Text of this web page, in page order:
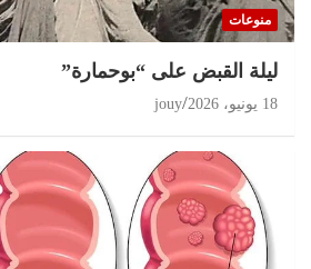
منوعات
ليلة القبض على “بوحمارة”
18 يونيو، 2026 jouy